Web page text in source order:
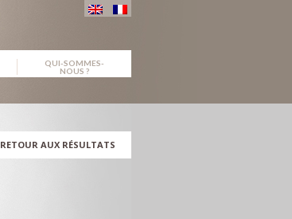
QUI-SOMMES-
NOUS ?
RETOUR AUX RÉSULTATS